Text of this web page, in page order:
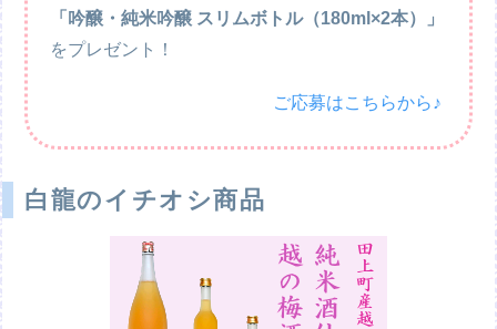
「吟醸・純米吟醸 スリムボトル（180ml×2本）」
をプレゼント！
ご応募はこちらから♪
白龍のイチオシ商品